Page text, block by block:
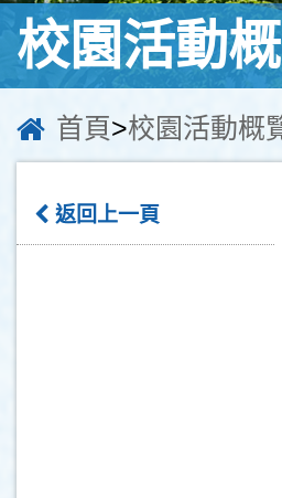
校園活動
首頁>校園活動概
返回上一頁